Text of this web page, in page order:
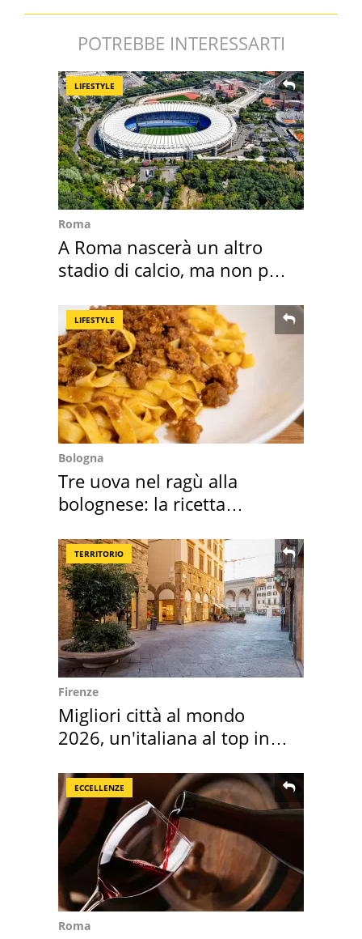
POTREBBE INTERESSARTI
LIFESTYLE
Roma
A Roma nascerà un altro
stadio di calcio, ma non per
LIFESTYLE
Bologna
Tre uova nel ragù alla
bolognese: la ricetta
TERRITORIO
Firenze
Migliori città al mondo
2026, un'italiana al top in
ECCELLENZE
Roma